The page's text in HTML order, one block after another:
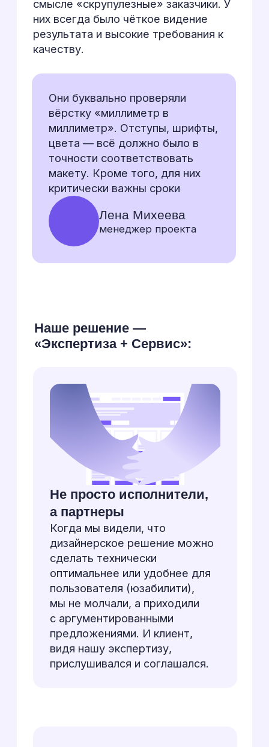
Легаси-код
Мы пришли на работающий
сайт со своей, не всегда
простой и логичной,
структурой кода от
предыдущих разработчиков.
Наша команда (в основном —
разработчик Андрей) не
сверху». Мы погружались в
дальнейшему развитию
Кастомная база данных
(Reflist)
Это был, пожалуй, самый
масштабный проект с клиентом
на данный момент. Мы
расширяли их публичную базу
Мы делали всю бэкенд-часть:
сбор, обработку и вывод
данных. А второй подрядчик
отвечал за «визуальную часть»
— графики. Это была сложная
трёхсторонняя работа (мы,
клиент и другой подрядчик),
требовавшая постоянной
коммуникации, но мы успешно
с ней справились
Катя Дунец
менеджер проекта